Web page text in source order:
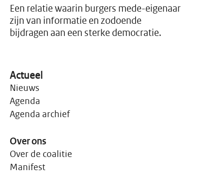
rond de armoedegrens.
Een relatie waarin burgers mede-eigenaar
zijn van informatie en zodoende
bijdragen aan een sterke democratie.
Actueel
Nieuws
Agenda
Agenda archief
Over ons
Over de coalitie
Manifest